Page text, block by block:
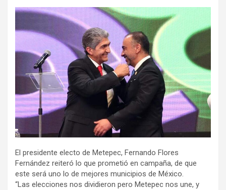
El presidente electo de Metepec, Fernando Flores
Fernández reiteró lo que prometió en campaña, de que
este será uno lo de mejores municipios de México.
“Las elecciones nos dividieron pero Metepec nos une, y